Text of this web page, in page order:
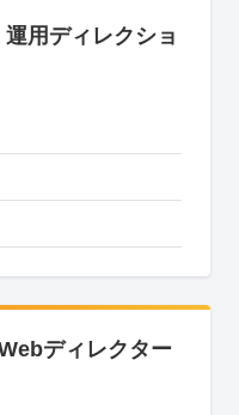
用ディレクショ
ディレクター